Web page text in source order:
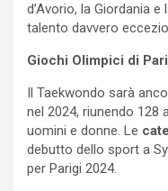
d’Avorio, la Giordania
talento davvero
Giochi Olimpici di
Il Taekwondo sarà
nel 2024, riunendo 128
uomini e donne. Le
debutto dello sport a
per Parigi 2024.